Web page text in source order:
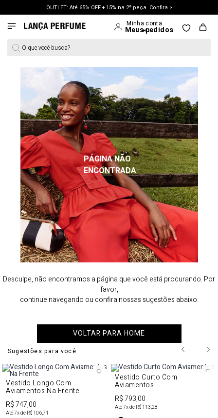
OUTLET: Até 65% OFF + 15% na 2ª peça. Confira >
LANÇAMENTO PRIMAVERA 27. Clique e aproveite.
O que você busca?
PÁGINA NÃO
ENCONTRADA
Desculpe, não encontramos a página que você está procurando. Por
favor,
continue navegando ou confira nossas sugestões abaixo.
VOLTAR PARA HOME
Sugestões para você
Vestido Longo Com
Aviamentos Na Frente
R$ 747,00
Até7x de R$ 106,71
Vestido Curto Com
Aviamentos
R$ 793,00
Até7x de R$ 113,28